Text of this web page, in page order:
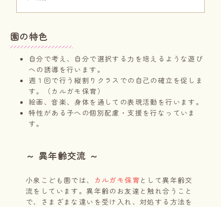
園の特色
自分で考え、自分で選択する力を培えるような遊び
への誘導を行います。
週１回で行う縦割りクラスでの自己の確立を促しま
す。（カルガモ保育）
絵画、音楽、身体を通しての表現活動を行います。
特性がある子への個別配慮・支援を行なっていま
す。
～ 異年齢交流 ～
小泉こども園では、 カルガモ保育として異年齢交
流をしています。異年齢のお友達と触れ合うこと
で、さまざまな違いを受け入れ、対処する方法を